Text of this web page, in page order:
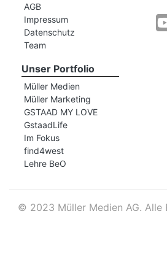
AGB
Impressum
Datenschutz
Team
Unser Portfolio
Müller Medien
Müller Marketing
GSTAAD MY LOVE
GstaadLife
Im Fokus
find4west
Lehre BeO
© 2023 Müller Medien AG. Alle